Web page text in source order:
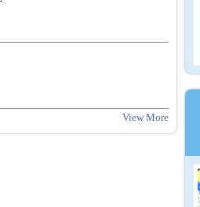
View More